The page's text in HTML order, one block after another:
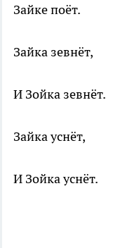
Зайке поёт.
Зайка зевнёт,
И Зойка зевнёт.
Зайка уснёт,
И Зойка уснёт.